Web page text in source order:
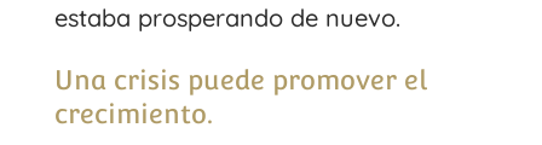
estaba prosperando de nuevo.
Una crisis puede promover el
crecimiento.